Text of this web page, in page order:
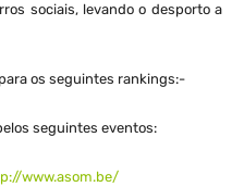
sociais, levando o desporto a
os seguintes rankings:-​
seguintes eventos​:
www.asom.be/